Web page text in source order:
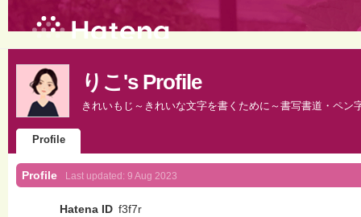
りこ's Profile
きれいもじ～きれいな文字を書くために～書写書道・ペン
Profile
Profile Last updated: 9 Aug 2023
Hatena ID f3f7r